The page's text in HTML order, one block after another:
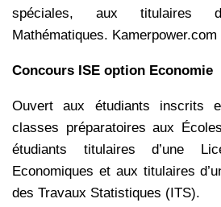
spéciales, aux titulaires
Mathématiques. Kamerpower.com
Concours ISE option Economie
Ouvert aux étudiants inscrits
classes préparatoires aux
étudiants titulaires d’une
Economiques et aux titulaires
des Travaux Statistiques (ITS).